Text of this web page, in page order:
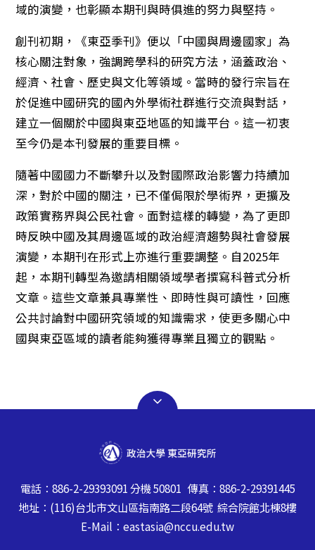
域的演變，也彰顯本期刊與時俱進的努力與堅持。
創刊初期，《東亞季刊》便以「中國與周邊國家」為
核心關注對象，強調跨學科的研究方法，涵蓋政治、
經濟、社會、歷史與文化等領域。當時的發行宗旨在
於促進中國研究的國內外學術社群進行交流與對話，
建立一個關於中國與東亞地區的知識平台。這一初衷
至今仍是本刊發展的重要目標。
隨著中國國力不斷攀升以及對國際政治影響力持續加
深，對於中國的關注，已不僅侷限於學術界，更擴及
政策實務界與公民社會。面對這樣的轉變，為了更即
時反映中國及其周邊區域的政治經濟趨勢與社會發展
演變，本期刊在形式上亦進行重要調整。自2025年
起，本期刊轉型為邀請相關領域學者撰寫科普式分析
文章。這些文章兼具專業性、即時性與可讀性，回應
公共討論對中國研究領域的知識需求，使更多關心中
國與東亞區域的讀者能夠獲得專業且獨立的觀點。
電話：886-2-29393091 分機 50801 傳真：886-2-29391445
地址：(116)台北市文山區指南路二段64號 綜合院館北棟8樓
E-Mail：eastasia@nccu.edu.tw